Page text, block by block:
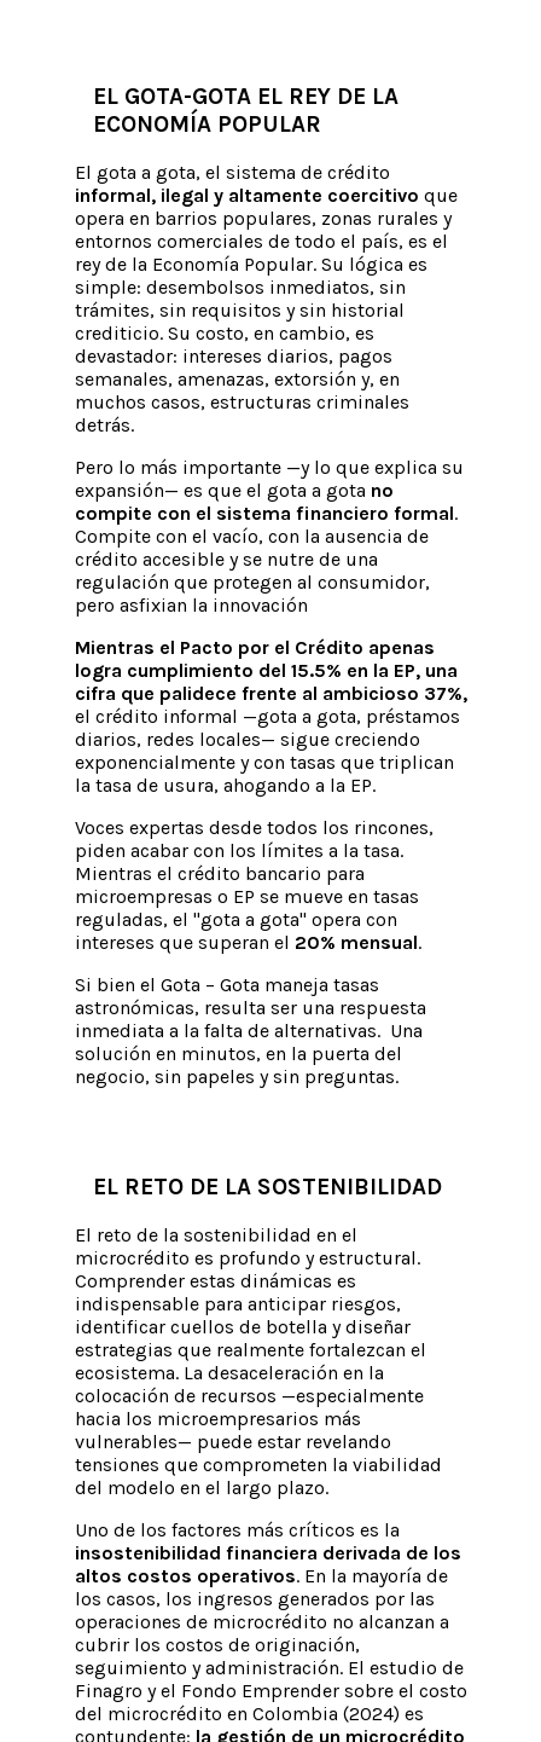
EL GOTA-GOTA EL REY DE LA
ECONOMÍA POPULAR
El gota a gota, el sistema de crédito
informal, ilegal y altamente coercitivo que
opera en barrios populares, zonas rurales y
entornos comerciales de todo el país, es el
rey de la Economía Popular. Su lógica es
simple: desembolsos inmediatos, sin
trámites, sin requisitos y sin historial
crediticio. Su costo, en cambio, es
devastador: intereses diarios, pagos
semanales, amenazas, extorsión y, en
muchos casos, estructuras criminales
detrás.
Pero lo más importante —y lo que explica su
expansión— es que el gota a gota no
compite con el sistema financiero formal.
Compite con el vacío, con la ausencia de
crédito accesible y se nutre de una
regulación que protegen al consumidor,
pero asfixian la innovación
Mientras el Pacto por el Crédito apenas
logra cumplimiento del 15.5% en la EP, una
cifra que palidece frente al ambicioso 37%,
el crédito informal —gota a gota, préstamos
diarios, redes locales— sigue creciendo
exponencialmente y con tasas que triplican
la tasa de usura, ahogando a la EP.
Voces expertas desde todos los rincones,
piden acabar con los límites a la tasa.
Mientras el crédito bancario para
microempresas o EP se mueve en tasas
reguladas, el "gota a gota" opera con
intereses que superan el 20% mensual.
Si bien el Gota – Gota maneja tasas
astronómicas, resulta ser una respuesta
inmediata a la falta de alternativas. Una
solución en minutos, en la puerta del
negocio, sin papeles y sin preguntas.
EL RETO DE LA SOSTENIBILIDAD
El reto de la sostenibilidad en el
microcrédito es profundo y estructural.
Comprender estas dinámicas es
indispensable para anticipar riesgos,
identificar cuellos de botella y diseñar
estrategias que realmente fortalezcan el
ecosistema. La desaceleración en la
colocación de recursos —especialmente
hacia los microempresarios más
vulnerables— puede estar revelando
tensiones que comprometen la viabilidad
del modelo en el largo plazo.
Uno de los factores más críticos es la
insostenibilidad financiera derivada de los
altos costos operativos. En la mayoría de
los casos, los ingresos generados por las
operaciones de microcrédito no alcanzan a
cubrir los costos de originación,
seguimiento y administración. El estudio de
Finagro y el Fondo Emprender sobre el costo
del microcrédito en Colombia (2024) es
contundente: la gestión de un microcrédito